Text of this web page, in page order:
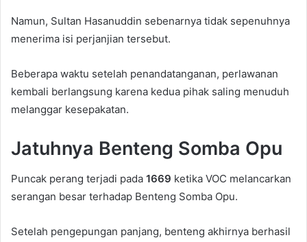
Namun, Sultan Hasanuddin sebenarnya tidak sepenuhnya
menerima isi perjanjian tersebut.
Beberapa waktu setelah penandatanganan, perlawanan
kembali berlangsung karena kedua pihak saling menuduh
melanggar kesepakatan.
Jatuhnya Benteng Somba Opu
Puncak perang terjadi pada 1669 ketika VOC melancarkan
serangan besar terhadap Benteng Somba Opu.
Setelah pengepungan panjang, benteng akhirnya berhasil